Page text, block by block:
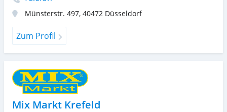
Münsterstr. 497, 40472 Düsseldorf
Zum Profil
Mix Markt Krefeld